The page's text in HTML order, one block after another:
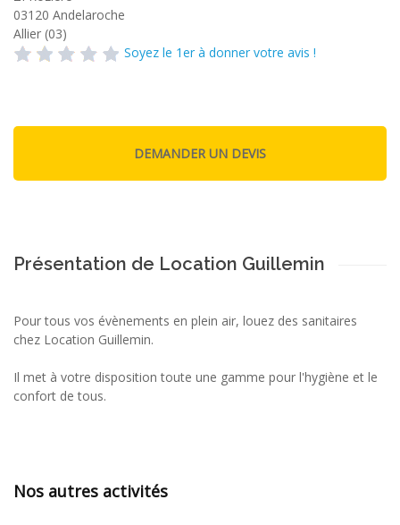
03120 Andelaroche
Allier (03)
Soyez le 1er à donner votre avis !
Présentation de Location Guillemin
Pour tous vos évènements en plein air, louez des sanitaires
chez Location Guillemin.
Il met à votre disposition toute une gamme pour l'hygiène et le
confort de tous.
Nos autres activités